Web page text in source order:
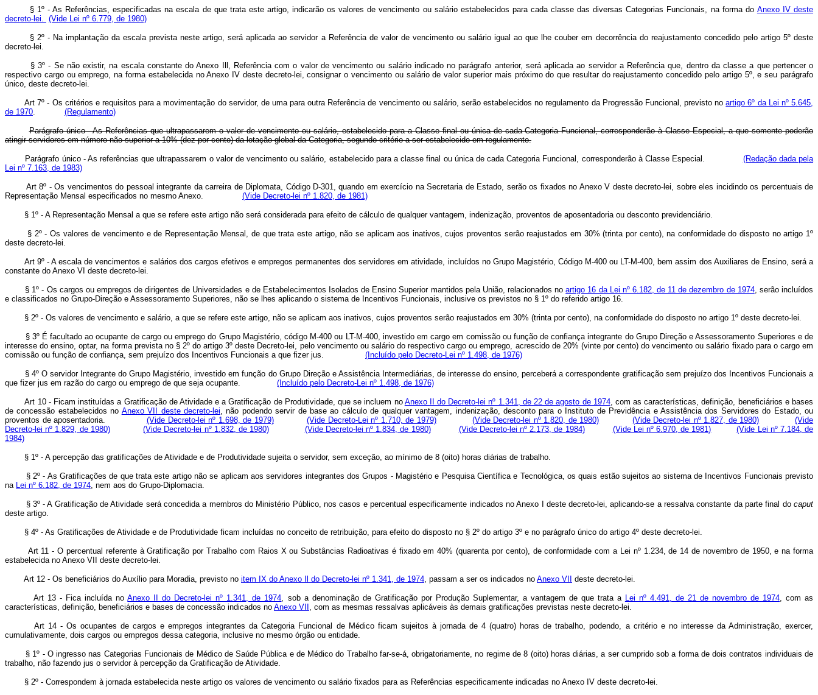
§ 1º - As Referências, especificadas na escala de que trata este artigo, indicarão os valores de vencimento ou salário estabelecidos para cada classe das diversas Categorias Funcionais, na forma do Anexo IV deste
decreto-lei.
(Vide Lei nº 6.779, de 1980)
§ 2º - Na implantação da escala prevista neste artigo, será aplicada ao servidor a Referência de valor de vencimento ou salário igual ao que lhe couber em decorrência do reajustamento concedido pelo artigo 5º deste
decreto-lei.
§ 3º - Se não existir, na escala constante do Anexo Ill, Referência com o valor de vencimento ou salário indicado no parágrafo anterior, será aplicada ao servidor a Referência que, dentro da classe a que pertencer o
respectivo cargo ou emprego, na forma estabelecida no Anexo IV deste decreto-lei, consignar o vencimento ou salário de valor superior mais próximo do que resultar do reajustamento concedido pelo artigo 5º, e seu parágrafo
único, deste decreto-lei.
Art 7º - Os critérios e requisitos para a movimentação do servidor, de uma para outra Referência de vencimento ou salário, serão estabelecidos no regulamento da Progressão Funcional, previsto noartigo 6º da Lei nº 5.645,
de 1970
(Regulamento)
Parágrafo único - As Referências que ultrapassarem o valor de vencimento ou salário, estabelecido para a Classe final ou única de cada Categoria Funcional, corresponderão à Classe Especial, a que somente poderão
atingir servidores em número não superior a 10% (dez por cento) da lotação global da Categoria, segundo critério a ser estabelecido em regulamento.
Parágrafo único - As referências que ultrapassarem o valor de vencimento ou salário, estabelecido para a classe final ou única de cada Categoria Funcional, corresponderão à Classe Especial. (Redação dada pela
Lei nº 7.163, de 1983)
Art 8º - Os vencimentos do pessoal integrante da carreira de Diplomata, Código D-301, quando em exercício na Secretaria de Estado, serão os fixados no Anexo V deste decreto-lei, sobre eles incidindo os percentuais de
Representação Mensal especificados no mesmo Anexo. (Vide Decreto-lei nº 1.820, de 1981)
§ 1º - A Representação Mensal a que se refere este artigo não será considerada para efeito de cálculo de qualquer vantagem, indenização, proventos de aposentadoria ou desconto previdenciário.
§ 2º - Os valores de vencimento e de Representação Mensal, de que trata este artigo, não se aplicam aos inativos, cujos proventos serão reajustados em 30% (trinta por cento), na conformidade do disposto no artigo 1º
deste decreto-lei.
Art 9º - A escala de vencimentos e salários dos cargos efetivos e empregos permanentes dos servidores em atividade, incluídos no Grupo Magistério, Código M-400 ou LT-M-400, bem assim dos Auxiliares de Ensino, será a
constante do Anexo VI deste decreto-lei.
§ 1º - Os cargos ou empregos de dirigentes de Universidades e de Estabelecimentos Isolados de Ensino Superior mantidos pela União, relacionados noartigo 16 da Lei nº 6.182, de 11 de dezembro de 1974, serão incluídos
e classificados no Grupo-Direção e Assessoramento Superiores, não se lhes aplicando o sistema de Incentivos Funcionais, inclusive os previstos no § 1º do referido artigo 16.
§ 2º - Os valores de vencimento e salário, a que se refere este artigo, não se aplicam aos inativos, cujos proventos serão reajustados em 30% (trinta por cento), na conformidade do disposto no artigo 1º deste decreto-lei.
§ 3º É facultado ao ocupante de cargo ou emprego do Grupo Magistério, código M-400 ou LT-M-400, investido em cargo em comissão ou função de confiança integrante do Grupo Direção e Assessoramento Superiores e de
interesse do ensino, optar, na forma prevista no § 2º do artigo 3º deste Decreto-lei, pelo vencimento ou salário do respectivo cargo ou emprego, acrescido de 20% (vinte por cento) do vencimento ou salário fixado para o cargo em
comissão ou função de confiança, sem prejuízo dos Incentivos Funcionais a que fizer jus. (Incluído pelo Decreto-Lei nº 1.498, de 1976)
§ 4º O servidor Integrante do Grupo Magistério, investido em função do Grupo Direção e Assistência Intermediárias, de interesse do ensino, perceberá a correspondente gratificação sem prejuízo dos Incentivos Funcionais a
que fizer jus em razão do cargo ou emprego de que seja ocupante. (Incluído pelo Decreto-Lei nº 1.498, de 1976)
Art 10 - Ficam instituídas a Gratificação de Atividade e a Gratificação de Produtividade, que se incluem no Anexo II do Decreto-lei nº 1.341, de 22 de agosto de 1974, com as características, definição, beneficiários e bases
de concessão estabelecidos no Anexo VII deste decreto-lei , não podendo servir de base ao cálculo de qualquer vantagem, indenização, desconto para o Instituto de Previdência e Assistência dos Servidores do Estado, ou
proventos de aposentadoria. (Vide Decreto-lei nº 1.698, de 1979) (Vide Decreto-Lei nº 1.710, de 1979) (Vide Decreto-lei nº 1.820, de 1980) (Vide Decreto-lei nº 1.827, de 1980)
(Vide
Decreto-lei nº 1.829, de 1980)
(Vide Decreto-lei nº 1.832, de 1980) (Vide Decreto-lei nº 1.834, de 1980) (Vide Decreto-lei nº 2.173, de 1984) (Vide Lei nº 6.970, de 1981)
(Vide Lei nº 7.184, de
1984)
§ 1º - A percepção das gratificações de Atividade e de Produtividade sujeita o servidor, sem exceção, ao mínimo de 8 (oito) horas diárias de trabalho.
§ 2º - As Gratificações de que trata este artigo não se aplicam aos servidores integrantes dos Grupos - Magistério e Pesquisa Científica e Tecnológica, os quais estão sujeitos ao sistema de Incentivos Funcionais previsto
na
Lei nº 6.182, de 1974 , nem aos do Grupo-Diplomacia.
§ 3º - A Gratificação de Atividade será concedida a membros do Ministério Público, nos casos e percentual especificamente indicados no Anexo I deste decreto-lei, aplicando-se a ressalva constante da parte final do caput
deste artigo.
§ 4º - As Gratificações de Atividade e de Produtividade ficam incluídas no conceito de retribuição, para efeito do disposto no § 2º do artigo 3º e no parágrafo único do artigo 4º deste decreto-lei.
Art 11 - O percentual referente à Gratificação por Trabalho com Raios X ou Substâncias Radioativas é fixado em 40% (quarenta por cento), de conformidade com a Lei nº 1.234, de 14 de novembro de 1950, e na forma
estabelecida no Anexo VII deste decreto-lei.
Art 12 - Os beneficiários do Auxílio para Moradia, previsto no item IX do Anexo Il do Decreto-lei nº 1.341, de 1974 , passam a ser os indicados no Anexo VII deste decreto-lei.
Art 13 - Fica incluída noAnexo II do Decreto-lei nº 1.341, de 1974 , sob a denominação de Gratificação por Produção Suplementar, a vantagem de que trata a Lei nº 4.491, de 21 de novembro de 1974 , com as
características, definição, beneficiários e bases de concessão indicados no Anexo VII , com as mesmas ressalvas aplicáveis às demais gratificações previstas neste decreto-lei.
Art 14 - Os ocupantes de cargos e empregos integrantes da Categoria Funcional de Médico ficam sujeitos à jornada de 4 (quatro) horas de trabalho, podendo, a critério e no interesse da Administração, exercer,
cumulativamente, dois cargos ou empregos dessa categoria, inclusive no mesmo órgão ou entidade.
§ 1º - O ingresso nas Categorias Funcionais de Médico de Saúde Pública e de Médico do Trabalho far-se-á, obrigatoriamente, no regime de 8 (oito) horas diárias, a ser cumprido sob a forma de dois contratos individuais de
trabalho, não fazendo jus o servidor à percepção da Gratificação de Atividade.
§ 2º - Correspondem à jornada estabelecida neste artigo os valores de vencimento ou salário fixados para as Referências especificamente indicadas no Anexo IV deste decreto-lei.